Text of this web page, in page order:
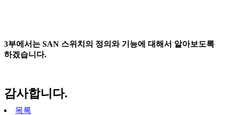
3부에서는 SAN 스위치의 정의와 기능에 대해서 알아보도록
하겠습니다.
감사합니다.
목록